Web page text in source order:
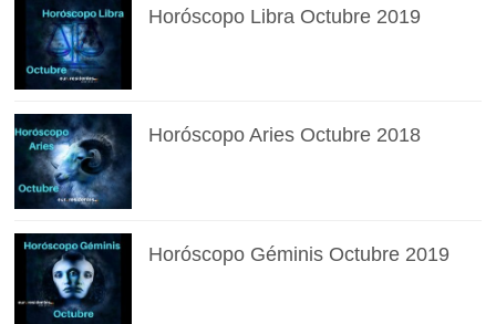
Horóscopo Libra Octubre 2019
Horóscopo Aries Octubre 2018
Horóscopo Géminis Octubre 2019